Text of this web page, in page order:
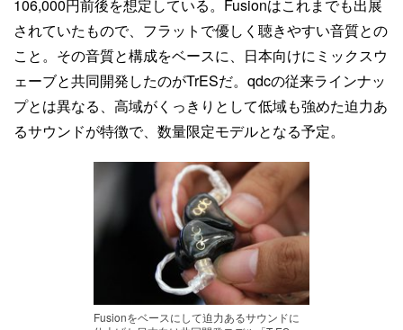
106,000円前後を想定している。Fusionはこれまでも出展
されていたもので、フラットで優しく聴きやすい音質との
こと。その音質と構成をベースに、日本向けにミックスウ
ェーブと共同開発したのがTrESだ。qdcの従来ラインナッ
プとは異なる、高域がくっきりとして低域も強めた迫力あ
るサウンドが特徴で、数量限定モデルとなる予定。
Fusionをベースにして迫力あるサウンドに